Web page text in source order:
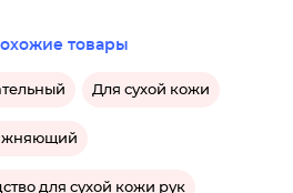
товары
Для сухой кожи
для сухой кожи рук